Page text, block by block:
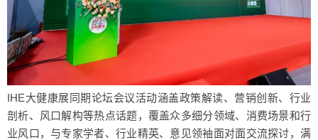
IHE大健康展同期论坛会议活动涵盖政策解读、营销创新、行业
剖析、风口解构等热点话题，覆盖众多细分领域、消费场景和行
业风口，与专家学者、行业精英、意见领袖面对面交流探讨，满